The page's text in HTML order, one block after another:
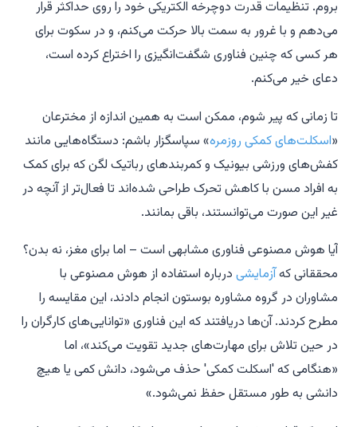
بروم. تنظیمات قدرت دوچرخه الکتریکی خود را روی حداکثر قرار
می‌دهم و با غرور به سمت بالا حرکت می‌کنم، و در سکوت برای
هر کسی که چنین فناوری شگفت‌انگیزی را اختراع کرده است،
دعای خیر می‌کنم.
تا زمانی که پیر شوم، ممکن است به همین اندازه از مخترعان
«اسکلت‌های کمکی روزمره» سپاسگزار باشم: دستگاه‌هایی مانند
کفش‌های ورزشی بیونیک و کمربندهای رباتیک لگن که برای کمک
به افراد مسن با کاهش تحرک طراحی شده‌اند تا فعال‌تر از آنچه در
غیر این صورت می‌توانستند، باقی بمانند.
آیا هوش مصنوعی فناوری مشابهی است – اما برای مغز، نه بدن؟
محققانی کهآزمایشی درباره استفاده از هوش مصنوعی با
مشاوران در گروه مشاوره بوستون انجام دادند، این مقایسه را
مطرح کردند. آن‌ها دریافتند که این فناوری «توانایی‌های کارگران را
در حین تلاش برای مهارت‌های جدید تقویت می‌کند»، اما
«هنگامی که 'اسکلت کمکی' حذف می‌شود، دانش کمی یا هیچ
دانشی به طور مستقل حفظ نمی‌شود.»